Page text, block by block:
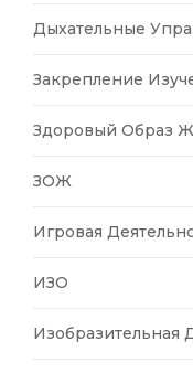
Дыхательные
Закрепление
Здоровый Образ
ЗОЖ
Игровая
ИЗО
Изобразительная